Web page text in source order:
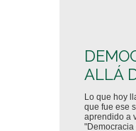
ALLÁ
Lo que hoy
que fue ese
aprendido a